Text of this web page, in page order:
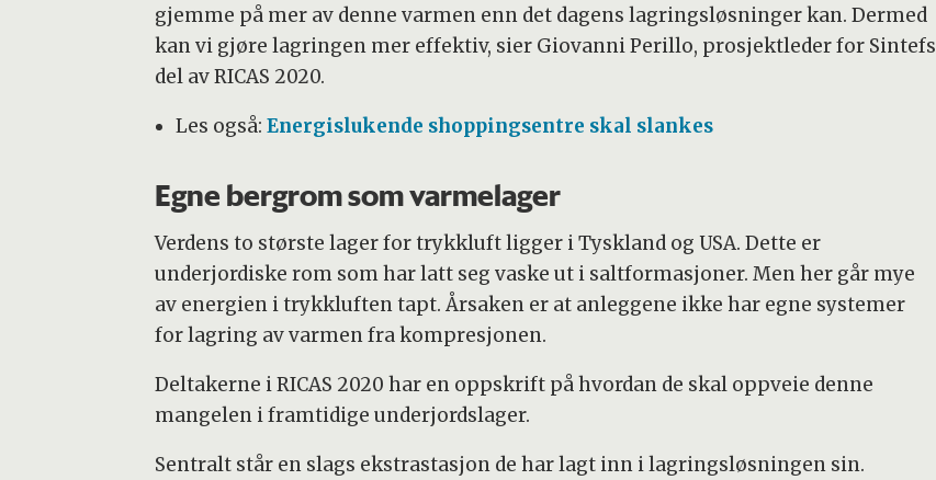
gjemme på mer av denne varmen enn det dagens lagringsløsninger kan. Dermed
kan vi gjøre lagringen mer effektiv, sier Giovanni Perillo, prosjektleder for Sintefs
del av RICAS 2020.
Les også: Energislukende shoppingsentre skal slankes
Egne bergrom som varmelager
Verdens to største lager for trykkluft ligger i Tyskland og USA. Dette er
underjordiske rom som har latt seg vaske ut i saltformasjoner. Men her går mye
av energien i trykkluften tapt. Årsaken er at anleggene ikke har egne systemer
for lagring av varmen fra kompresjonen.
Deltakerne i RICAS 2020 har en oppskrift på hvordan de skal oppveie denne
mangelen i framtidige underjordslager.
Sentralt står en slags ekstrastasjon de har lagt inn i lagringsløsningen sin.